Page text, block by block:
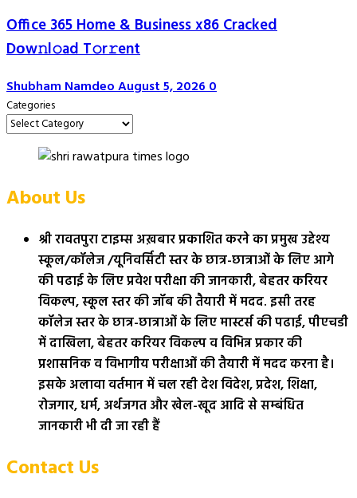
Office 365 Home & Business x86 Cracked
Dоw𝚗l𝚘ad T𝚘r𝚛ent
Shubham NamdeoAugust 5, 20260
Categories
About Us
श्री रावतपुरा टाइम्स अख़बार प्रकाशित करने का प्रमुख उद्देश्य
स्कूल/कॉलेज /यूनिवर्सिटी स्तर के छात्र-छात्राओं के लिए आगे
की पढाई के लिए प्रवेश परीक्षा की जानकारी, बेहतर करियर
विकल्प, स्कूल स्तर की जॉब की तैयारी में मदद. इसी तरह
कॉलेज स्तर के छात्र-छात्राओं के लिए मास्टर्स की पढाई, पीएचडी
में दाखिला, बेहतर करियर विकल्प व विभिन्न प्रकार की
प्रशासनिक व विभागीय परीक्षाओं की तैयारी में मदद करना है।
इसके अलावा वर्तमान में चल रही देश विदेश, प्रदेश, शिक्षा,
रोजगार, धर्म, अर्थजगत और खेल-खूद आदि से सम्बंधित
जानकारी भी दी जा रही हैं
Contact Us